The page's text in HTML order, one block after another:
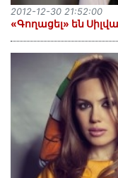
«Գողացել» են
2012-12-30 21:52:00